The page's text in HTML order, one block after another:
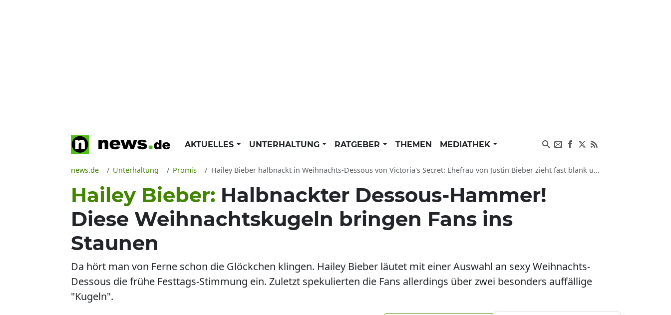
AKTUELLES UNTERHALTUNG RATGEBER THEMEN MEDIATHEK
news.de Unterhaltung Promis Hailey Bieber halbnackt in Weihnachts-Dessous von Victoria's Secret: Ehefrau von Justin Bieber zieht fast blank und zeigt neuen Mega-Busen
Hailey Bieber: Halbnackter Dessous-Hammer!
Diese Weihnachtskugeln bringen Fans ins
Staunen
Da hört man von Ferne schon die Glöckchen klingen. Hailey Bieber läutet mit einer Auswahl an sexy Weihnachts-
Dessous die frühe Festtags-Stimmung ein. Zuletzt spekulierten die Fans allerdings über zwei besonders auffällige
"Kugeln".